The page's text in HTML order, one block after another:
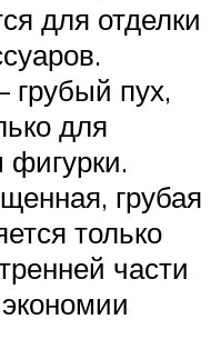
для отделки
грубый пух,
для
фигурки.
грубая
только
части